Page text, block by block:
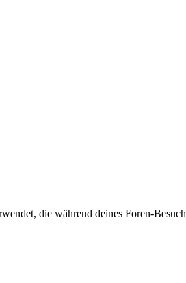
die während deines Foren-